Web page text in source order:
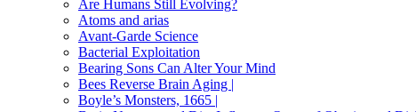
Are Humans Still Evolving?
Atoms and arias
Avant-Garde Science
Bacterial Exploitation
Bearing Sons Can Alter Your Mind
Bees Reverse Brain Aging |
Boyle’s Monsters, 1665 |